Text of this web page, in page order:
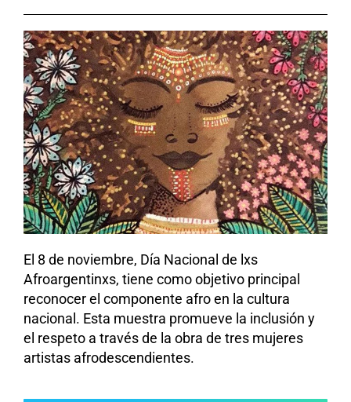
El 8 de noviembre, Día Nacional de lxs
Afroargentinxs, tiene como objetivo principal
reconocer el componente afro en la cultura
nacional. Esta muestra promueve la inclusión y
el respeto a través de la obra de tres mujeres
artistas afrodescendientes.